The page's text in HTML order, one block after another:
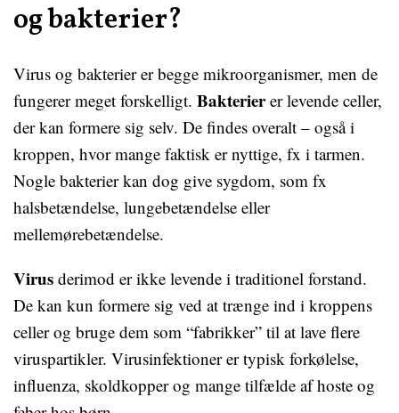
og bakterier?
Virus og bakterier er begge mikroorganismer, men de
fungerer meget forskelligt. Bakterierer levende celler,
der kan formere sig selv. De findes overalt – også i
kroppen, hvor mange faktisk er nyttige, fx i tarmen.
Nogle bakterier kan dog give sygdom, som fx
halsbetændelse, lungebetændelse eller
mellemørebetændelse.
Virus derimod er ikke levende i traditionel forstand.
De kan kun formere sig ved at trænge ind i kroppens
celler og bruge dem som “fabrikker” til at lave flere
viruspartikler. Virusinfektioner er typisk forkølelse,
influenza, skoldkopper og mange tilfælde af hoste og